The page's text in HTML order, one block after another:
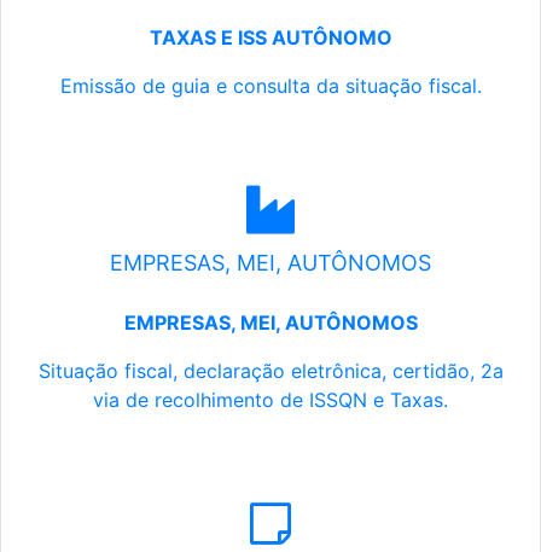
TAXAS E ISS AUTÔNOMO
Emissão de guia e consulta da situação fiscal.
EMPRESAS, MEI, AUTÔNOMOS
EMPRESAS, MEI, AUTÔNOMOS
Situação fiscal, declaração eletrônica, certidão, 2a
via de recolhimento de ISSQN e Taxas.